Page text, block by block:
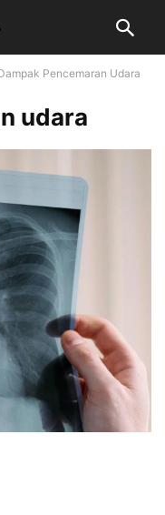
Pencemaran Udara
udara